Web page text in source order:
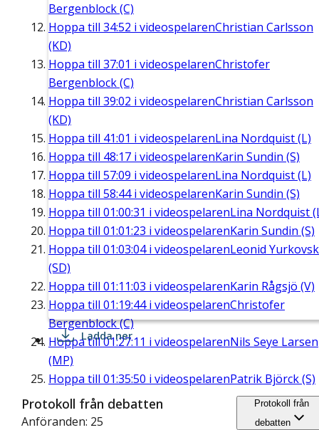
Bergenblock (C)
Hoppa till 34:52 i videospelarenChristian Carlsson
(KD)
Hoppa till 37:01 i videospelarenChristofer
Bergenblock (C)
Hoppa till 39:02 i videospelarenChristian Carlsson
(KD)
Hoppa till 41:01 i videospelarenLina Nordquist (L)
Hoppa till 48:17 i videospelarenKarin Sundin (S)
Hoppa till 57:09 i videospelarenLina Nordquist (L)
Hoppa till 58:44i videospelarenKarin Sundin (S)
Hoppa till 01:00:31 i videospelarenLina Nordquist
Hoppa till 01:01:23 i videospelarenKarin Sundin (S)
Hoppa till 01:03:04i videospelarenLeonid
(SD)
Hoppa till 01:11:03 i videospelarenKarin Rågsjö (V)
Hoppa till 01:19:44i videospelarenChristofer
Bergenblock (C)
Hoppa till01:27:11 i videospelarenNils Seye Larsen
(MP)
Hoppa till 01:35:50 i videospelarenPatrik Björck (S)
Ladda ner
Protokoll från debatten
Anföranden: 25
Protokoll från
debatten